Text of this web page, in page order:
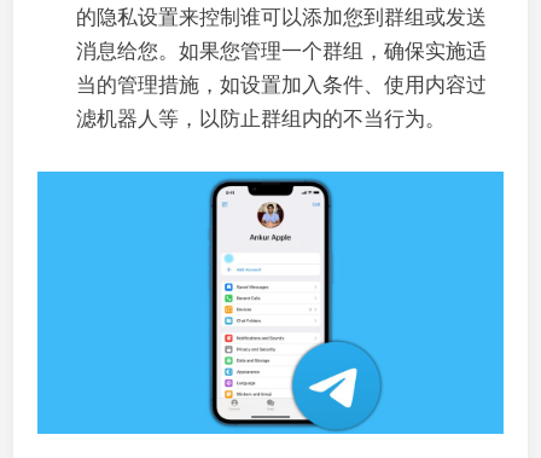
的隐私设置来控制谁可以添加您到群组或发送
消息给您。如果您管理一个群组，确保实施适
当的管理措施，如设置加入条件、使用内容过
滤机器人等，以防止群组内的不当行为。